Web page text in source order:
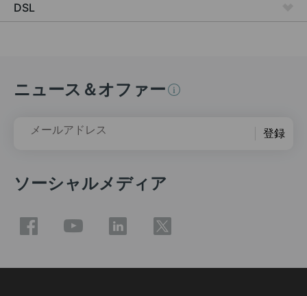
DSL
ニュース＆オファー
メールアドレス 登録
ソーシャルメディア